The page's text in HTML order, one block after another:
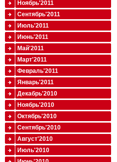
Ноябрь'2011
Сентябрь'2011
Июль'2011
Июнь'2011
Май'2011
Март'2011
Февраль'2011
Январь'2011
Декабрь'2010
Ноябрь'2010
Октябрь'2010
Сентябрь'2010
Август'2010
Июль'2010